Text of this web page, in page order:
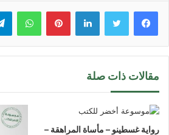
لينكدإن بينتيريست
مقالات ذات صلة
رواية غسطينو – مأساة المراهقة –